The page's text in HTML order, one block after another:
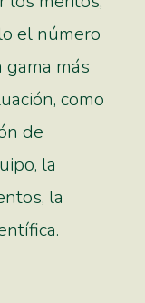
el número
más
como
de
la
la